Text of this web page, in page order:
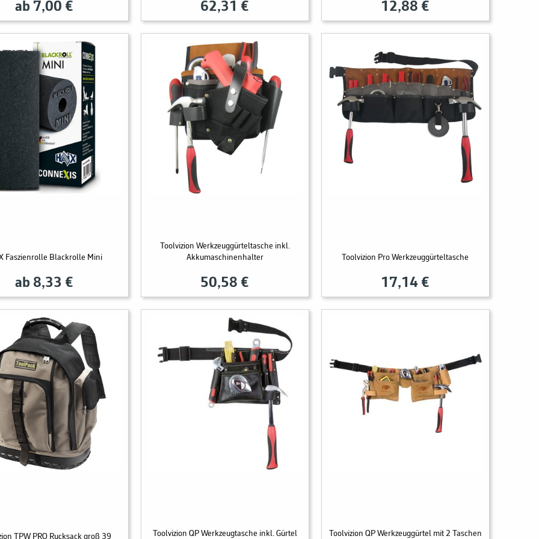
ab 7,00 € 62,31 € 12,88 €
Faszienrolle Blackrolle Mini
ab 8,33 €
Toolvizion Werkzeuggürteltasche inkl.
Akkumaschinenhalter
50,58 €
Toolvizion Pro Werkzeuggürteltasche
17,14 €
TPW PRO Rucksack groß 39 Toolvizion QP Werkzeugtasche inkl. Gürtel Toolvizion QP Werkzeuggürtel mit 2 Taschen